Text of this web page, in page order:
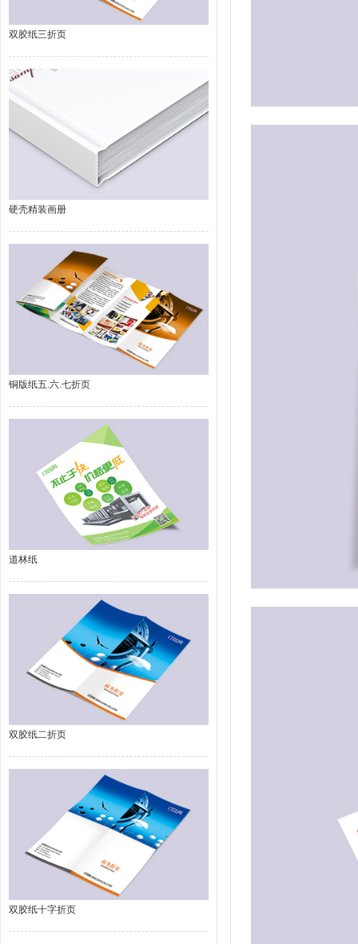
双胶纸三折页
硬壳精装画册
铜版纸五.六.七折页
道林纸
双胶纸二折页
双胶纸十字折页